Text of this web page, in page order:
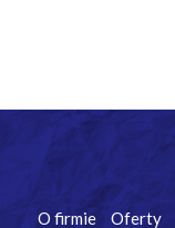
O firmie Oferty